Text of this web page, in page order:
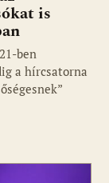
is
ben
a hírcsatorna